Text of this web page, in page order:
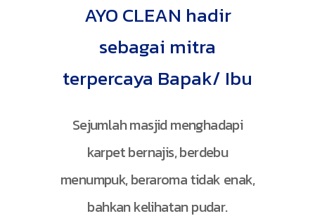
AYO CLEAN hadir
sebagai mitra
terpercaya Bapak/ Ibu
Sejumlah masjid menghadapi
karpet bernajis, berdebu
menumpuk, beraroma tidak enak,
bahkan kelihatan pudar.